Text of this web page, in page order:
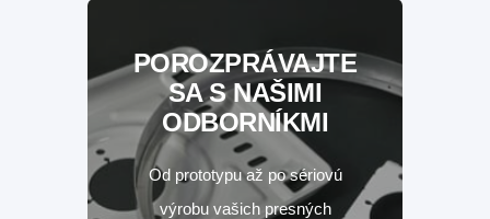
POROZPRÁVAJTE
SA S NAŠIMI
ODBORNÍKMI
Od prototypu až po sériovú
výrobu vašich presných